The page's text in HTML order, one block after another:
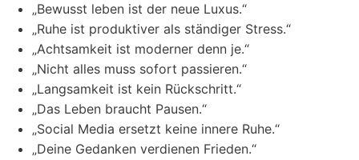
„Bewusst leben ist der neue Luxus.“
„Ruhe ist produktiver als ständiger Stress.“
„Achtsamkeit ist moderner denn je.“
„Nicht alles muss sofort passieren.“
„Langsamkeit ist kein Rückschritt.“
„Das Leben braucht Pausen.“
„Social Media ersetzt keine innere Ruhe.“
„Deine Gedanken verdienen Frieden.“